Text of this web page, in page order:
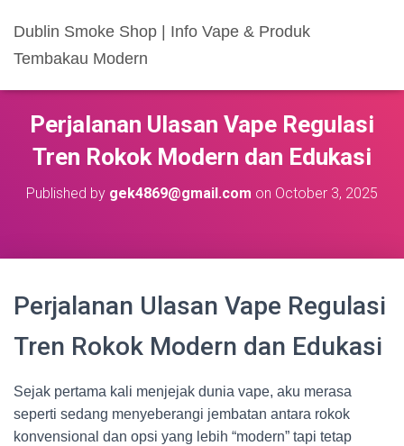
Dublin Smoke Shop | Info Vape & Produk
Tembakau Modern
Perjalanan Ulasan Vape Regulasi
Tren Rokok Modern dan Edukasi
Published by gek4869@gmail.com on October 3, 2025
Perjalanan Ulasan Vape Regulasi
Tren Rokok Modern dan Edukasi
Sejak pertama kali menjejak dunia vape, aku merasa
seperti sedang menyeberangi jembatan antara rokok
konvensional dan opsi yang lebih “modern” tapi tetap